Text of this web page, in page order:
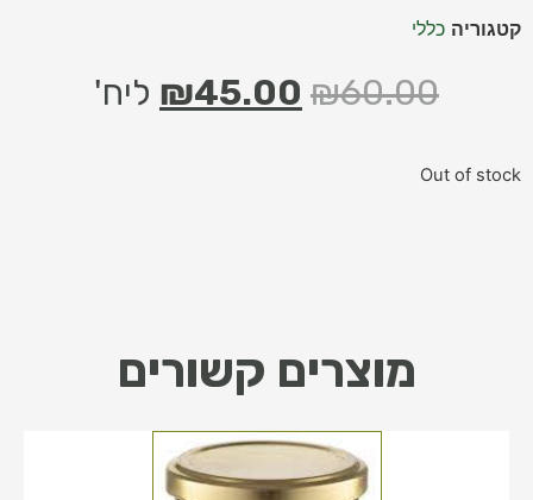
קטגוריה כללי
₪60.00
₪45.00 ליח'
Out of stock
מוצרים קשורים